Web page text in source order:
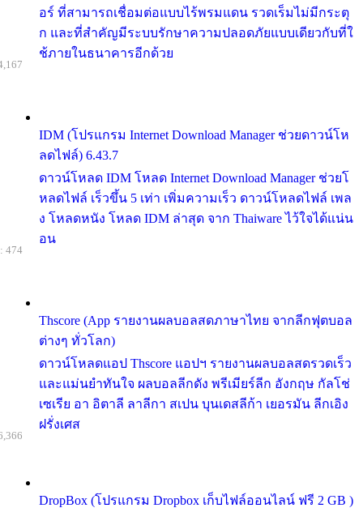
อร์ ที่สามารถเชื่อมต่อแบบไร้พรมแดน รวดเร็มไม่มีกระตุ
ก และที่สำคัญมีระบบรักษาความปลอดภัยแบบเดียวกับที่ใ
ช้ภายในธนาคารอีกด้วย
IDM (โปรแกรม Internet Download Manager ช่วยดาวน์โห
ลดไฟล์) 6.43.7
ดาวน์โหลด IDM โหลด Internet Download Manager ช่วยโ
หลดไฟล์ เร็วขึ้น 5 เท่า เพิ่มความเร็ว ดาวน์โหลดไฟล์ เพล
ง โหลดหนัง โหลด IDM ล่าสุด จาก Thaiware ไว้ใจได้แน่น
อน
Thscore (App รายงานผลบอลสดภาษาไทย จากลีกฟุตบอล
ต่างๆ ทั่วโลก)
ดาวน์โหลดแอป Thscore แอปฯ รายงานผลบอลสดรวดเร็ว
และแม่นยำทันใจ ผลบอลลีกดัง พรีเมียร์ลีก อังกฤษ กัลโช่
เซเรีย อา อิตาลี ลาลีกา สเปน บุนเดสลีก้า เยอรมัน ลีกเอิง
ฝรั่งเศส
474
DropBox (โปรแกรม Dropbox เก็บไฟล์ออนไลน์ ฟรี 2 GB )